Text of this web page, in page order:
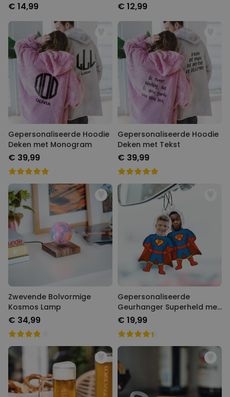
€ 14,99 € 12,99
Gepersonaliseerde Hoodie
Deken met Monogram
€ 39,99
Gepersonaliseerde Hoodie
Deken met Tekst
€ 39,99
Zwevende Bolvormige
Kosmos Lamp
€ 34,99
Gepersonaliseerde
Geurhanger Superheld met
Gezicht set van 2
€ 19,99